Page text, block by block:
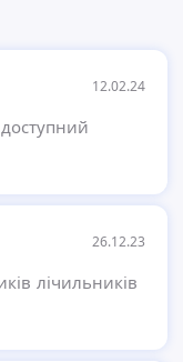
12.02.24
26.12.23
лічильників